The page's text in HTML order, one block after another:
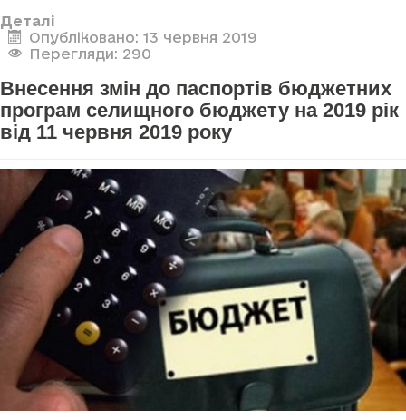
Деталі
Опубліковано: 13 червня 2019
Перегляди: 290
Внесення змін до паспортів бюджетних
програм селищного бюджету на 2019 рік
від 11 червня 2019 року